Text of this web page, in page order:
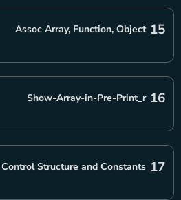
15
Assoc Array, Function, Object
16
Show-Array-in-Pre-Print_r
17
Control Structure and Constants